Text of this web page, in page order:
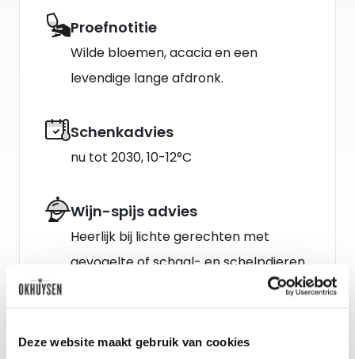
Deze website maakt gebruik van cookies
Proefnotitie
Wilde bloemen, acacia en een
levendige lange afdronk.
Schenkadvies
nu tot 2030, 10-12°C
Wijn-spijs advies
Heerlijk bij lichte gerechten met
gevogelte of schaal- en schelpdieren.